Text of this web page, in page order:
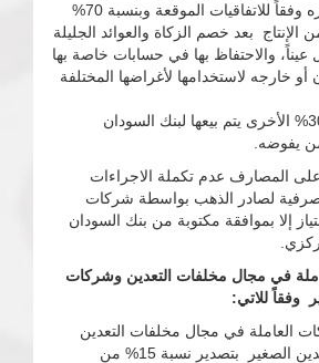
الذهب بتصديره وفقاً للاتفاقيات الموقعة وبنسبة 70%
الإنتاج بعد خصم الزكاة والعوائد الجليلة
عيناً، والاحتفاظ بها في حسابات خاصة بها
خارجه لاستخدامها لأغراضها المختلفة
بالنسبة للـ 30% الأخرى يتم بيعها لبنك السودان
يفوضه.
المصارف عدم تكملة الاجراءات
لصادر الذهب بواسطة شركات
إلا بموافقة مكتوبة من بنك السودان
في مجال مخلفات التعدين وشركات
وفقاً للاتي:
العاملة في مجال مخلفات التعدين
وشركات التعدين الصغير بتصدير نسبة 15% من